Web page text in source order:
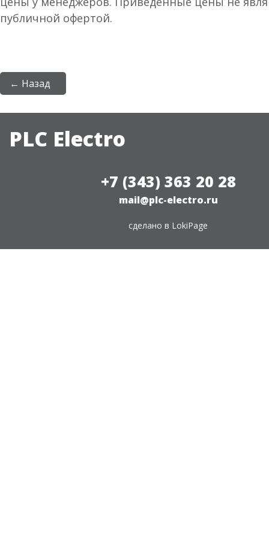
публичной офертой.
← Назад
PLC Electro
+7 (343) 363 20 28
mail@plc-electro.ru
сделано в LokiPage